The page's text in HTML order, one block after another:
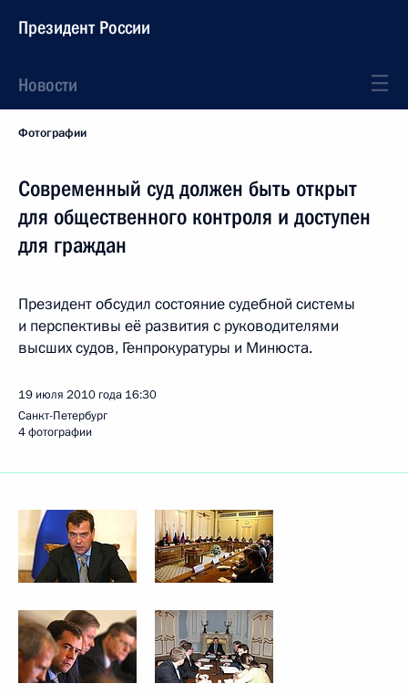
Президент России
Новости
Фотографии
Современный суд должен быть открыт
для общественного контроля и доступен
для граждан
Президент обсудил состояние судебной системы
и перспективы её развития с руководителями
высших судов, Генпрокуратуры и Минюста.
19 июля 2010 года 16:30
Санкт-Петербург
4 фотографии